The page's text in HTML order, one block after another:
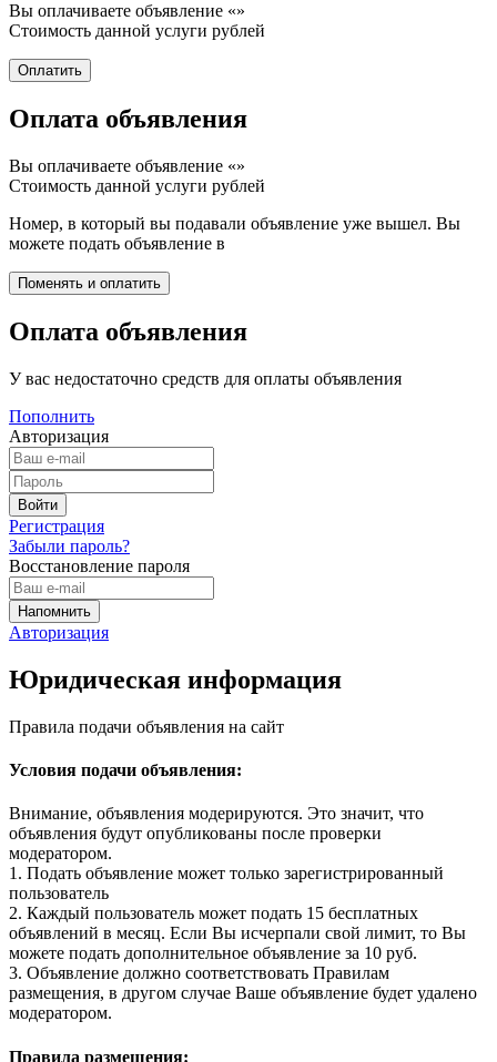
Вы оплачиваете объявление «»
Стоимость данной услуги рублей
Оплата объявления
Вы оплачиваете объявление «»
Стоимость данной услуги рублей
Номер, в который вы подавали объявление уже вышел. Вы
можете подать объявление в
Оплата объявления
У вас недостаточно средств для оплаты объявления
Пополнить
Авторизация
Регистрация
Забыли пароль?
Восстановление пароля
Авторизация
Юридическая информация
Правила подачи объявления на сайт
Условия подачи объявления:
Внимание, объявления модерируются. Это значит, что
объявления будут опубликованы после проверки
модератором.
1. Подать объявление может только зарегистрированный
пользователь
2. Каждый пользователь может подать 15 бесплатных
объявлений в месяц. Если Вы исчерпали свой лимит, то Вы
можете подать дополнительное объявление за 10 руб.
3. Объявление должно соответствовать Правилам
размещения, в другом случае Ваше объявление будет удалено
модератором.
Правила размещения: